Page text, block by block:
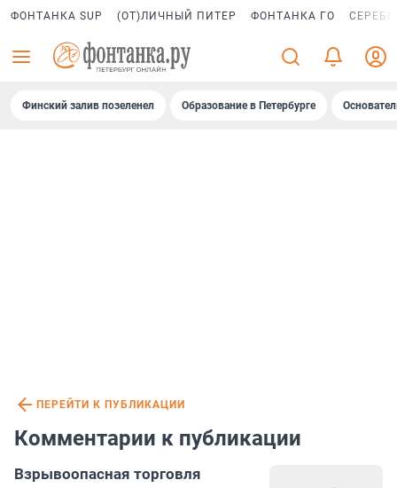
ФОНТАНКА SUP (ОТ)ЛИЧНЫЙ ПИТЕР ФОНТАНКА ГО
Финский залив позеленел Образование в Петербурге
ПЕРЕЙТИ К ПУБЛИКАЦИИ
Комментарии к публикации
Взрывоопасная торговля